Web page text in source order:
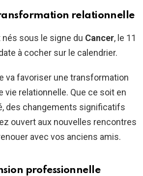
relationnelle
sous le signe du Cancer, le 11
à cocher sur le calendrier.
va favoriser une transformation
vie relationnelle. Que ce soit en
des changements significatifs
ouvert aux nouvelles rencontres
avec vos anciens amis.
professionnelle